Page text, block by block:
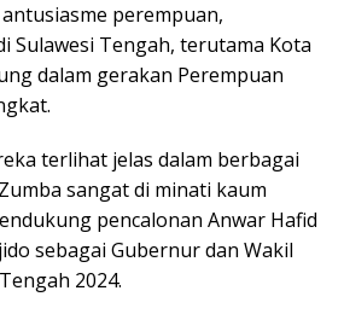
perempuan,
Sulawesi Tengah, terutama Kota
dalam gerakan Perempuan
terlihat jelas dalam berbagai
sangat di minati kaum
pencalonan Anwar Hafid
sebagai Gubernur dan Wakil
2024.